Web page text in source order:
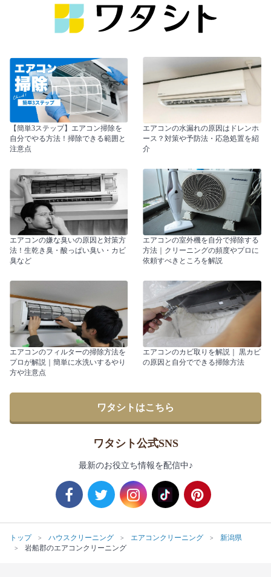
【簡単3ステップ】エアコン掃除を
自分でやる方法！掃除できる範囲と
注意点
エアコンの水漏れの原因はドレンホ
ース？対策や予防法・応急処置を紹
介
エアコンの嫌な臭いの原因と対策方
法！生乾き臭・酸っぱい臭い・カビ
臭など
エアコンの室外機を自分で掃除する
方法｜クリーニングの頻度やプロに
依頼すべきところを解説
エアコンのフィルターの掃除方法を
プロが解説｜簡単に水洗いするやり
方や注意点
エアコンのカビ取りを解説｜ 黒カビ
の原因と自分でできる掃除方法
ワタシトはこちら
ワタシト公式SNS
最新のお役立ち情報を配信中♪
トップ ハウスクリーニング エアコンクリーニング
新潟県
岩船郡のエアコンクリーニング